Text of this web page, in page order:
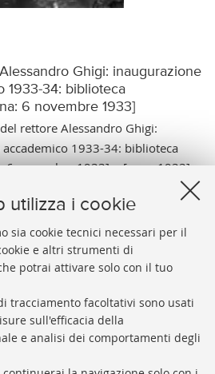
utilizza i cookie
sia cookie tecnici necessari per il
e altri strumenti di
potrai attivare solo con il tuo
tracciamento facoltativi sono usati
sull'efficacia della
e analisi dei comportamenti degli
Ghigi: inaugurazione
1933-34: biblioteca
6 novembre 1933]
rettore Alessandro Ghigi:
1933-34: biblioteca
6 novembre 1933]. - [esec. 1933]. -
da indicazione manoscritta
di esec. relativa
SebinaOpac/.do?